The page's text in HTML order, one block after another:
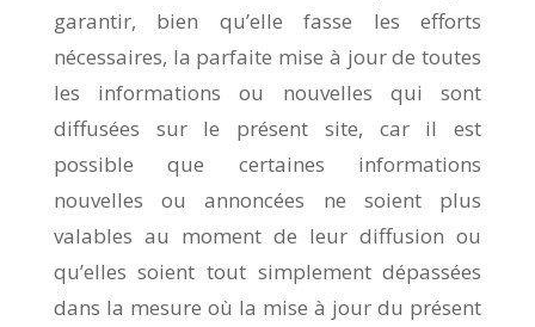
garantir, bien qu’elle fasse les efforts
nécessaires, la parfaite mise à jour de toutes
les informations ou nouvelles qui sont
diffusées sur le présent site, car il est
possible que certaines informations
nouvelles ou annoncées ne soient plus
valables au moment de leur diffusion ou
qu’elles soient tout simplement dépassées
dans la mesure où la mise à jour du présent